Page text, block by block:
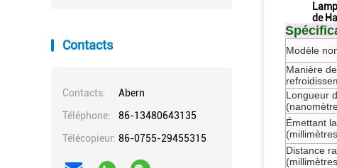
Contacts
Contacts:
Abern
Téléphone:
86-13480643135
Télécopieur: 86-0755-29455315
de
Modèle
Manière de
Longueur
Émettant
Distance